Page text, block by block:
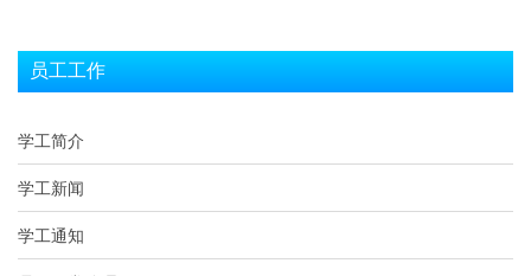
员工工作
学工简介
学工新闻
学工通知